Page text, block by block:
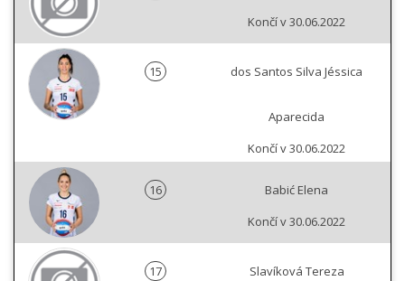
Končí v 30.06.2022
15 dos Santos Silva Jéssica
Aparecida
Končí v 30.06.2022
16
Babić Elena
Končí v 30.06.2022
17
Slavíková Tereza